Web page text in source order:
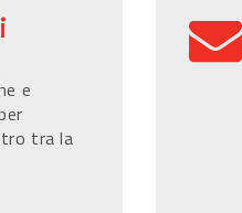
e
tra la